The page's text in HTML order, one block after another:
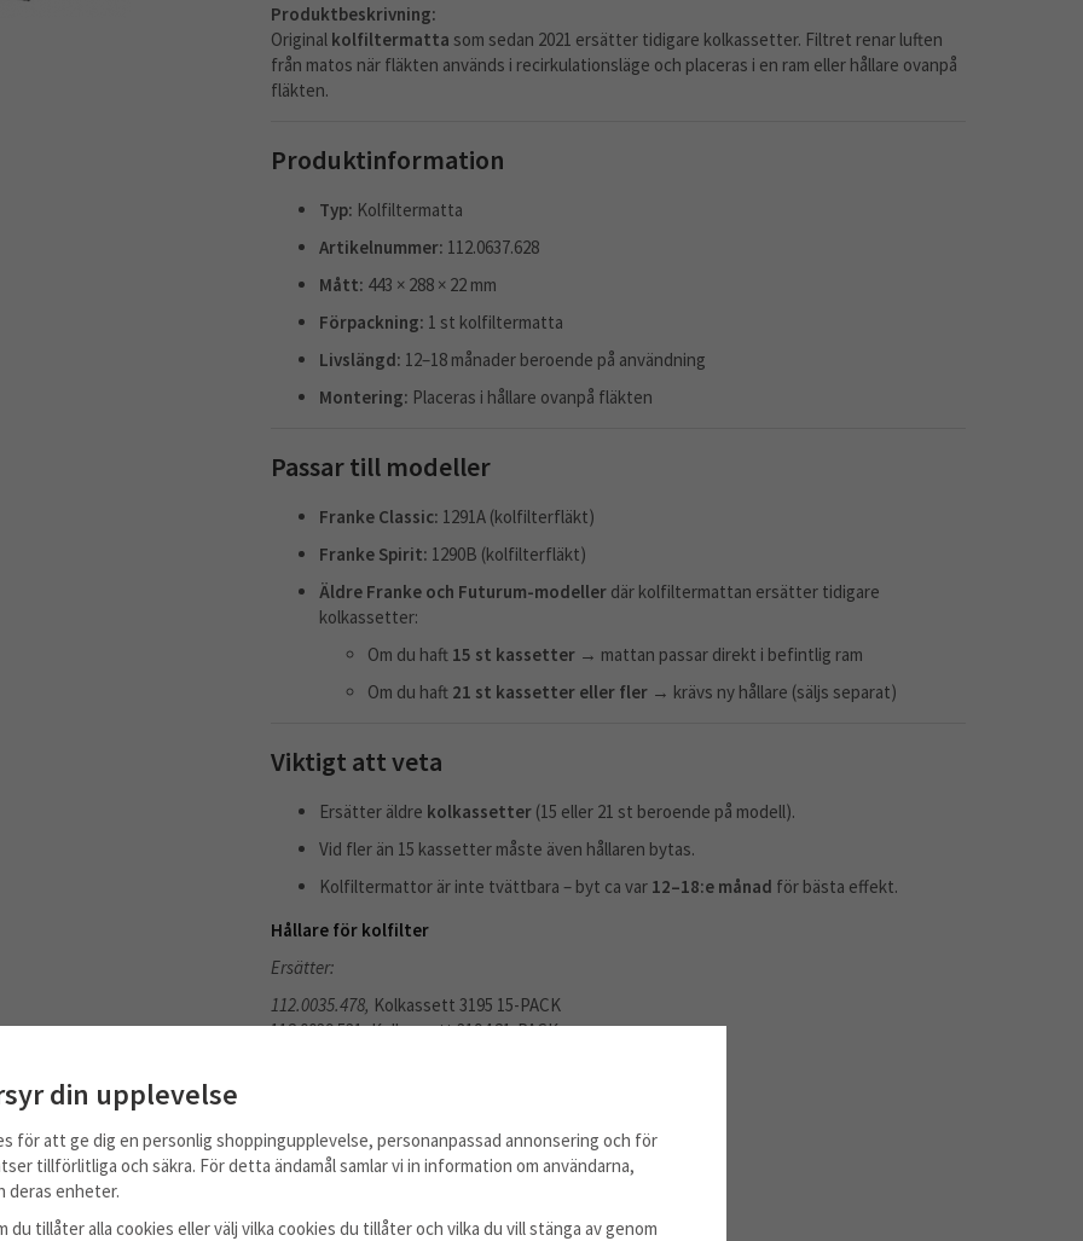
Produktbeskrivning:
Original kolfiltermatta som sedan 2021 ersätter tidigare kolkassetter. Filtret renar luften
från matos när fläkten används i recirkulationsläge och placeras i en ram eller hållare ovanpå
fläkten.
Produktinformation
Typ: Kolfiltermatta
Artikelnummer: 112.0637.628
Mått: 443 × 288 × 22 mm
Förpackning: 1 st kolfiltermatta
Livslängd: 12–18 månader beroende på användning
Montering: Placeras i hållare ovanpå fläkten
Passar till modeller
Franke Classic: 1291A (kolfilterfläkt)
Franke Spirit: 1290B (kolfilterfläkt)
Äldre Franke och Futurum-modeller där kolfiltermattan ersätter tidigare
kolkassetter:
Om du haft 15 st kassetter → mattan passar direkt i befintlig ram
Om du haft 21 st kassetter eller fler → krävs ny hållare (säljs separat)
Viktigt att veta
Ersätter äldre kolkassetter (15 eller 21 st beroende på modell).
Vid fler än 15 kassetter måste även hållaren bytas.
Kolfiltermattor är inte tvättbara – byt ca var 12–18:e månad för bästa effekt.
Hållare för kolfilter
Ersätter:
112.0035.478, Kolkassett 3195 15-PACK
112.0039.531, Kolkassett 3194 21-PACK
din upplevelse
för att ge dig en personlig shoppingupplevelse, personanpassad annonsering och för
tillförlitliga och säkra. För detta ändamål samlar vi in information om användarna,
deras enheter.
du tillåter alla cookies eller välj vilka cookies du tillåter och vilka du vill stänga av genom